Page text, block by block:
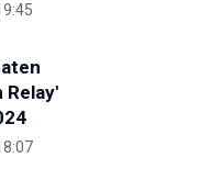
Relay'